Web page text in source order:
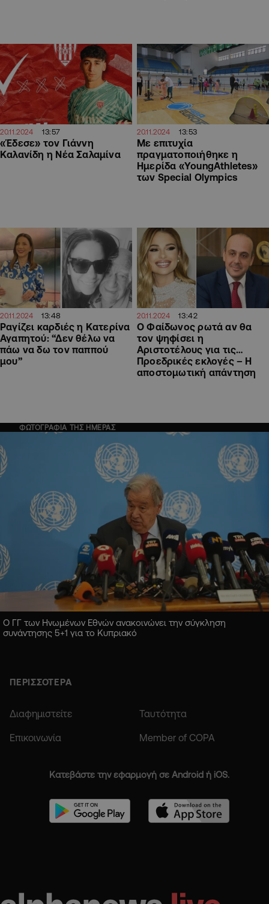
20.11.2024 13:57
«Έδεσε» τον Γιάννη
Καλανίδη η Νέα Σαλαμίνα
20.11.2024 13:53
Με επιτυχία
πραγματοποιήθηκε η
Ημερίδα «YoungAthletes»
των Special Olympics
20.11.2024 13:48
Ραγίζει καρδιές η Κατερίνα
Αγαπητού: “Δεν θέλω να
πάω να δω τον παππού
μου”
20.11.2024 13:42
Ο Φαίδωνος ρωτά αν θα
τον ψηφίσει η
Αριστοτέλους για τις…
Προεδρικές εκλογές – Η
αποστομωτική απάντηση
ΦΩΤΟΓΡΑΦΙΑ ΤΗΣ ΗΜΕΡΑΣ
Ο ΓΓ των Ηνωμένων Εθνών ανακοινώνει την σύγκληση
συνάντησης 5+1 για το Κυπριακό
ΠΕΡΙΣΣΟΤΕΡΑ
Διαφημιστείτε Ταυτότητα
Επικοινωνία Member of COPA
Κατεβάστε την εφαρμογή σε Android ή iOS.